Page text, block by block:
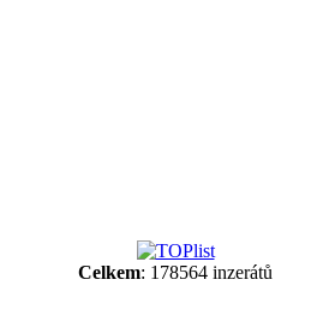
Celkem: 178564 inzerátů